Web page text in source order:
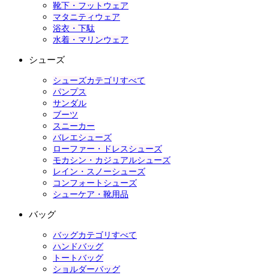
靴下・フットウェア
マタニティウェア
浴衣・下駄
水着・マリンウェア
シューズ
シューズカテゴリすべて
パンプス
サンダル
ブーツ
スニーカー
バレエシューズ
ローファー・ドレスシューズ
モカシン・カジュアルシューズ
レイン・スノーシューズ
コンフォートシューズ
シューケア・靴用品
バッグ
バッグカテゴリすべて
ハンドバッグ
トートバッグ
ショルダーバッグ